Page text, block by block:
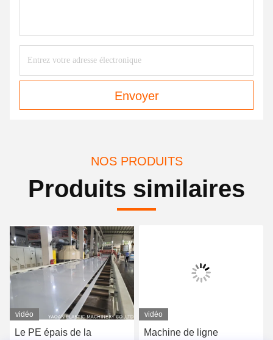
Envoyer
NOS PRODUITS
Produits similaires
vidéo
Le PE épais de la
vidéo
Machine de ligne